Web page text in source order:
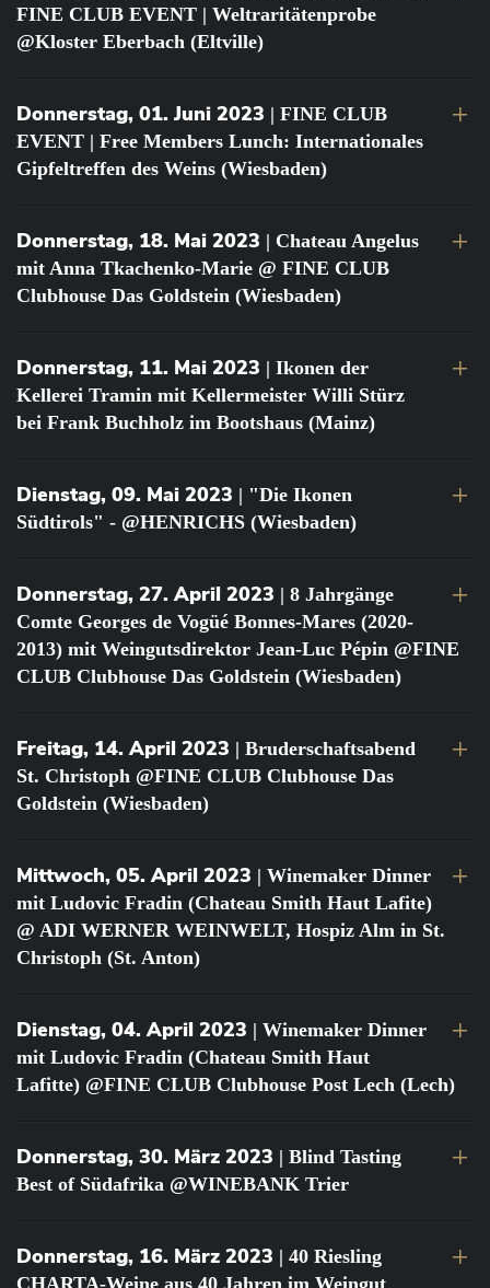
FINE CLUB EVENT | Weltraritätenprobe
@Kloster Eberbach (Eltville)
Donnerstag, 01. Juni 2023 | FINE CLUB
EVENT | Free Members Lunch: Internationales
Gipfeltreffen des Weins (Wiesbaden)
Donnerstag, 18. Mai 2023 | Chateau Angelus
mit Anna Tkachenko-Marie @ FINE CLUB
Clubhouse Das Goldstein (Wiesbaden)
Donnerstag, 11. Mai 2023 | Ikonen der
Kellerei Tramin mit Kellermeister Willi Stürz
bei Frank Buchholz im Bootshaus (Mainz)
Dienstag, 09. Mai 2023 | "Die Ikonen
Südtirols" - @HENRICHS (Wiesbaden)
Donnerstag, 27. April 2023 | 8 Jahrgänge
Comte Georges de Vogüé Bonnes-Mares (2020-
2013) mit Weingutsdirektor Jean-Luc Pépin @FINE
CLUB Clubhouse Das Goldstein (Wiesbaden)
Freitag, 14. April 2023 | Bruderschaftsabend
St. Christoph @FINE CLUB Clubhouse Das
Goldstein (Wiesbaden)
Mittwoch, 05. April 2023 | Winemaker Dinner
mit Ludovic Fradin (Chateau Smith Haut Lafite)
@ ADI WERNER WEINWELT, Hospiz Alm in St.
Christoph (St. Anton)
Dienstag, 04. April 2023 | Winemaker Dinner
mit Ludovic Fradin (Chateau Smith Haut
Lafitte) @FINE CLUB Clubhouse Post Lech (Lech)
Donnerstag, 30. März 2023 | Blind Tasting
Best of Südafrika @WINEBANK Trier
Donnerstag, 16. März 2023 | 40 Riesling